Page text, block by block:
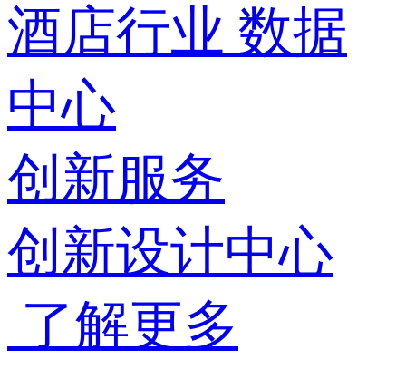
酒店行业 数据
中心
创新服务
创新设计中心
了解更多